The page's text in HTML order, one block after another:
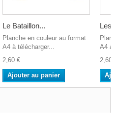
Le Bataillon...
Planche en couleur au format
A4 à télécharger...
2,60 €
Ajouter au panier
Les
A4 à
2,60 €